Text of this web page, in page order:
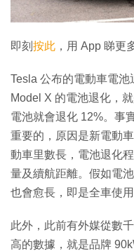
即刻 按此 ，用 App 睇更
Tesla 公布的電動車電
Model X 的電池退化，
電池就會退化 12%。事
重要的，原因是新電動
動車里數長，電池退化
量及續航距離。假如電
也會愈長，即是全車使用
此外，此前有外媒從數
高的數據，就是品牌